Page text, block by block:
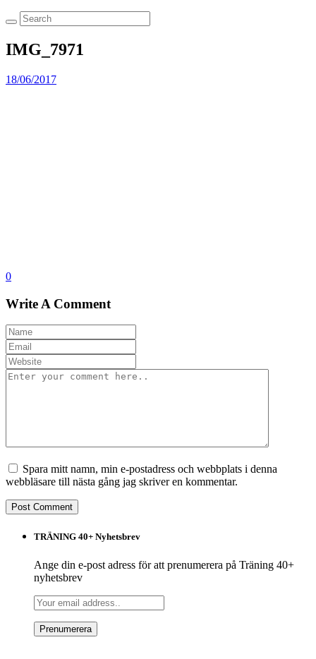
IMG_7971
18/06/2017
0
Write A Comment
Spara mitt namn, min e-postadress och webbplats i denna
webbläsare till nästa gång jag skriver en kommentar.
TRÄNING 40+ Nyhetsbrev
Ange din e-post adress för att prenumerera på Träning 40+
nyhetsbrev